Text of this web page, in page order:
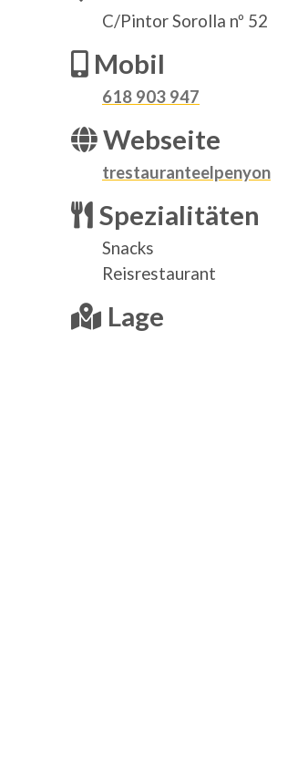
C/Pintor Sorolla nº 52
Mobil
618 903 947
Webseite
trestauranteelpenyon
Spezialitäten
Snacks
Reisrestaurant
Lage